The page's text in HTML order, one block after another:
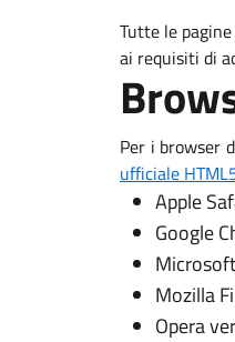
Tutte le
ai requisiti di
Per i browser
ufficiale
Apple
Google
Mozilla
Opera